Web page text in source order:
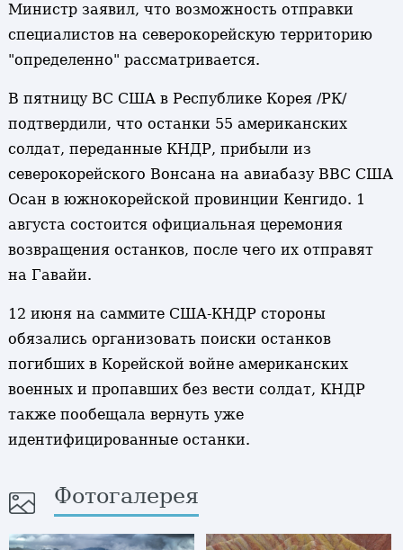
Министр заявил, что возможность отправки
специалистов на северокорейскую территорию
"определенно" рассматривается.
В пятницу ВС США в Республике Корея /РК/
подтвердили, что останки 55 американских
солдат, переданные КНДР, прибыли из
северокорейского Вонсана на авиабазу ВВС США
Осан в южнокорейской провинции Кенгидо. 1
августа состоится официальная церемония
возвращения останков, после чего их отправят
на Гавайи.
12 июня на саммите США-КНДР стороны
обязались организовать поиски останков
погибших в Корейской войне американских
военных и пропавших без вести солдат, КНДР
также пообещала вернуть уже
идентифицированные останки.
Фотогалерея